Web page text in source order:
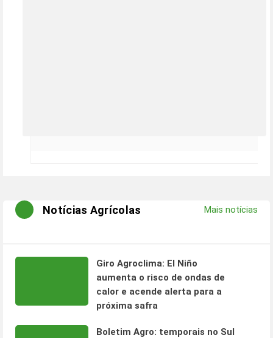
Notícias Agrícolas Mais notícias
Giro Agroclima: El Niño
aumenta o risco de ondas de
calor e acende alerta para a
próxima safra
Boletim Agro: temporais no Sul